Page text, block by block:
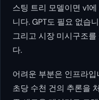
스팅 트리 모델이면 v1
니다. GPT도 필요 없습
그리고 시장 미시구조
다.
어려운 부분은 인프라
초당 수천 건의 추론을